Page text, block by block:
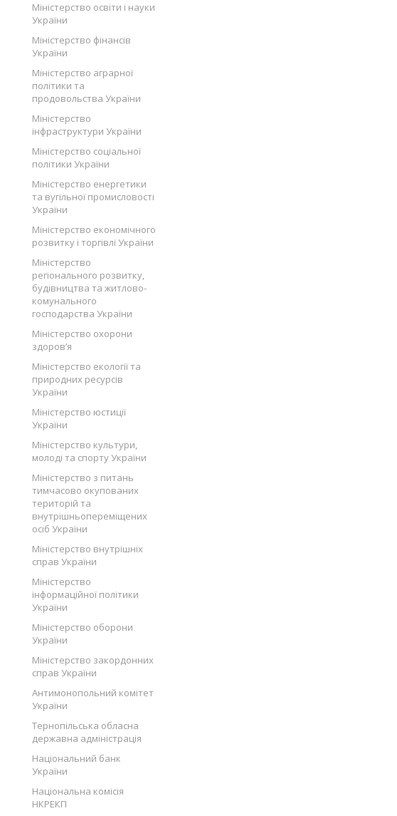
Міністерство освіти і науки
України
Міністерство фінансів
України
Міністерство аграрної
політики та
продовольства України
Міністерство
інфраструктури України
Міністерство соціальної
політики України
Міністерство енергетики
та вугільної промисловості
України
Міністерство економічного
розвитку і торгівлі України
Міністерство
регіонального розвитку,
будівництва та житлово-
комунального
господарства України
Міністерство охорони
здоров’я
Міністерство екології та
природних ресурсів
України
Міністерство юстиції
України
Міністерство культури,
молоді та спорту України
Міністерство з питань
тимчасово окупованих
територій та
внутрішньопереміщених
осіб України
Міністерство внутрішніх
справ України
Міністерство
інформаційної політики
України
Міністерство оборони
України
Міністерство закордонних
справ України
Антимонопольний комітет
України
Тернопільська обласна
державна адміністрація
Національний банк
України
Національна комісія
НКРЕКП